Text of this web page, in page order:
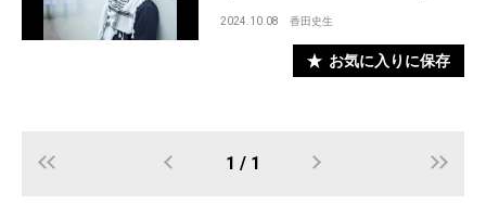
2024.10.08 香田史生
お気に入りに保存
1 / 1